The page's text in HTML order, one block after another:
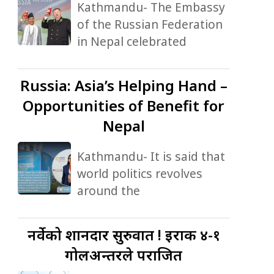
Kathmandu- The Embassy
of the Russian Federation
in Nepal celebrated
Russia: Asia’s Helping Hand –
Opportunities of Benefit for
Nepal
Kathmandu- It is said that
world politics revolves
around the
नर्वेकोशानदार सुरुवात ! इराक ४-१
गोलअन्तरले पराजित